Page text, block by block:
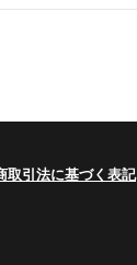
取引法に基づく表記